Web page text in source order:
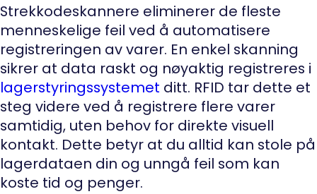
Strekkodeskannere eliminerer de fleste
menneskelige feil ved å automatisere
registreringen av varer. En enkel skanning
sikrer at data raskt og nøyaktig registreres i
lagerstyringssystemet ditt. RFID tar dette et
steg videre ved å registrere flere varer
samtidig, uten behov for direkte visuell
kontakt. Dette betyr at du alltid kan stole på
lagerdataen din og unngå feil som kan
koste tid og penger.